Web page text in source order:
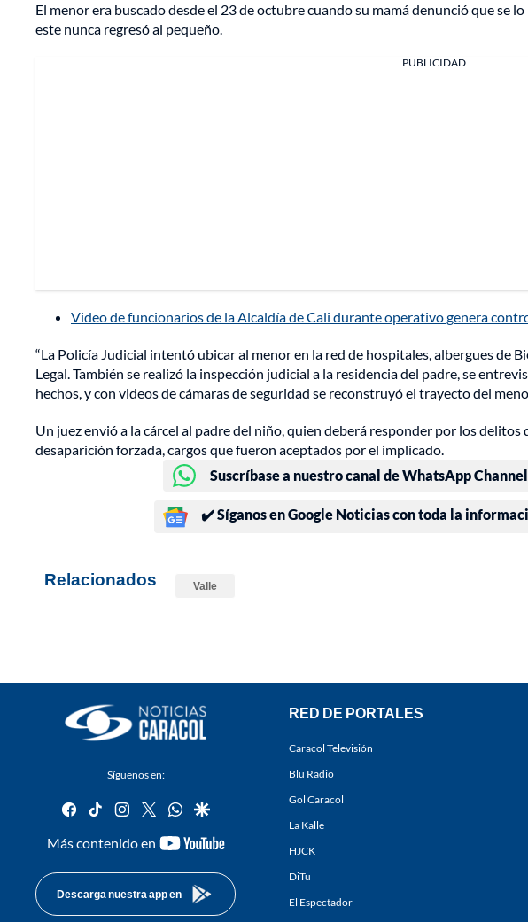
El menor era buscado desde el 23 de octubre cuando su mamá denunció que se
este nunca regresó al pequeño.
PUBLICIDAD
Video de funcionarios de la Alcaldía de Cali durante operativo genera
“La Policía Judicial intentó ubicar al menor en la red de hospitales, albergues de
Legal. También se realizó la inspección judicial a la residencia del padre, se
hechos, y con videos de cámaras de seguridad se reconstruyó el trayecto del
Un juez envió a la cárcel al padre del niño, quien deberá responder por los
desaparición forzada, cargos que fueron aceptados por el implicado.
Suscríbase a nuestro canal de WhatsApp
✔️ Síganos en Google Noticias con toda la
Relacionados Valle
Síguenos en:
facebook
tiktok instagram
twitterwhatsapp
google
Más contenido en
youtube-
Descarga nuestra app en
RED DE PORTALES
Caracol Televisión
Blu Radio
Gol Caracol
La Kalle
HJCK
DiTu
El Espectador